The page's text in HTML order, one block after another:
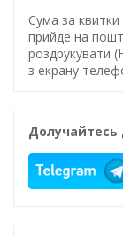
Сума за
прийде на
роздрукувати
з екрану
Долучайтесь